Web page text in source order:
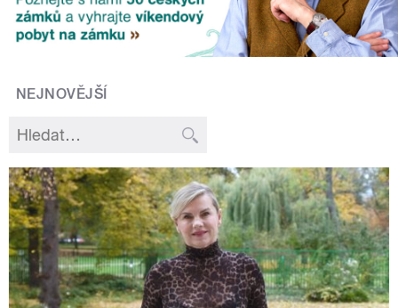
NEJNOVĚJŠÍ